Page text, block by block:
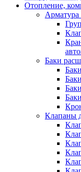
Отопление,
Арматура
Баки
Клапаны